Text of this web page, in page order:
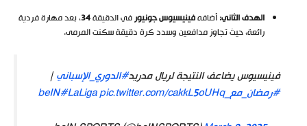
الهدف الثاني:أضافهفينيسيوس جونيورفي الدقيقة34، بعد مهارة فردية
رائعة، حيث تجاوز مدافعين وسدد كرة دقيقة سكنت المرمى.
فينيسيوس يضاعف النتيجة لريال مدريد#الدوري_الإسباني|
#رمضان_مع_beIN
#LaLigapic.twitter.com/cakkL5oUHq